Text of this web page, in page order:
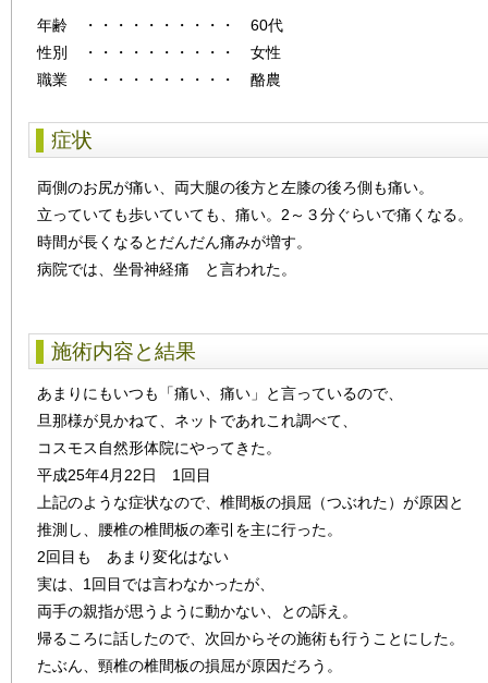
年齢 ・・・・・・・・・・
60代
性別
・・・・・・・・・・
女性
職業 ・・・・・・・・・・ 酪農
症状
両側のお尻が痛い、両大腿の後方と左膝の後ろ側も痛い。
立っていても歩いていても、痛い。2～３分ぐらいで痛くなる。
時間が長くなるとだんだん痛みが増す。
病院では、坐骨神経痛 と言われた。
施術内容と結果
あまりにもいつも「痛い、痛い」と言っているので、
旦那様が見かねて、ネットであれこれ調べて、
コスモス自然形体院にやってきた。
平成25年4月22日 1回目
上記のような症状なので、椎間板の損屈（つぶれた）が原因と
推測し、腰椎の椎間板の牽引を主に行った。
2回目も あまり変化はない
実は、1回目では言わなかったが、
両手の親指が思うように動かない、との訴え。
帰るころに話したので、次回からその施術も行うことにした。
たぶん、頸椎の椎間板の損屈が原因だろう。